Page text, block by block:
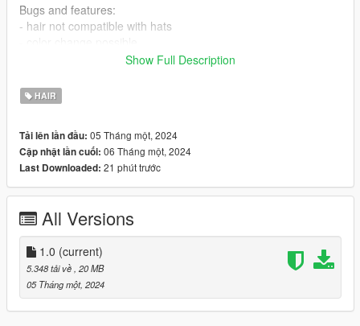
Bugs and features:
- hair not compatible with hats
https://www.thesimsresource.com/artists/wingssims/
Orginal file link:
1635241
Show Full Description
HAIR
Tải lên lần đầu: 05 Tháng một, 2024
Cập nhật lần cuối: 06 Tháng một, 2024
Last Downloaded: 21 phút trước
All Versions
1.0 (current)
5.348 tải về , 20 MB
05 Tháng một, 2024